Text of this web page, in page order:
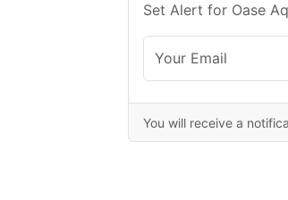
Set Alert for Oase
You will receive a